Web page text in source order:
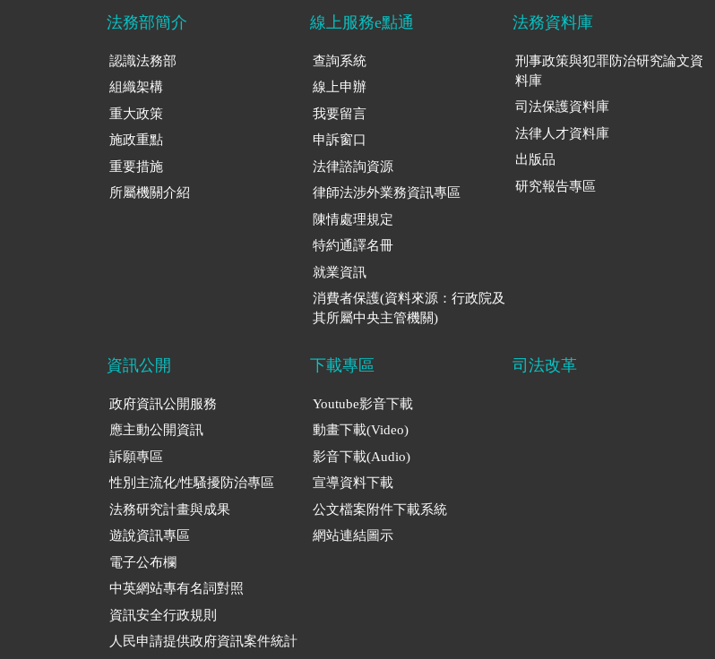
法務部簡介
認識法務部
組織架構
重大政策
施政重點
重要措施
所屬機關介紹
線上服務e點通
查詢系統
線上申辦
我要留言
申訴窗口
法律諮詢資源
律師法涉外業務資訊專區
陳情處理規定
特約通譯名冊
就業資訊
消費者保護(資料來源：行政院及
其所屬中央主管機關)
法務資料庫
刑事政策與犯罪防治研究論文資
料庫
司法保護資料庫
法律人才資料庫
出版品
研究報告專區
資訊公開
政府資訊公開服務
應主動公開資訊
訴願專區
性別主流化/性騷擾防治專區
法務研究計畫與成果
遊說資訊專區
電子公布欄
中英網站專有名詞對照
資訊安全行政規則
人民申請提供政府資訊案件統計
下載專區
Youtube影音下載
動畫下載(Video)
影音下載(Audio)
宣導資料下載
公文檔案附件下載系統
網站連結圖示
司法改革